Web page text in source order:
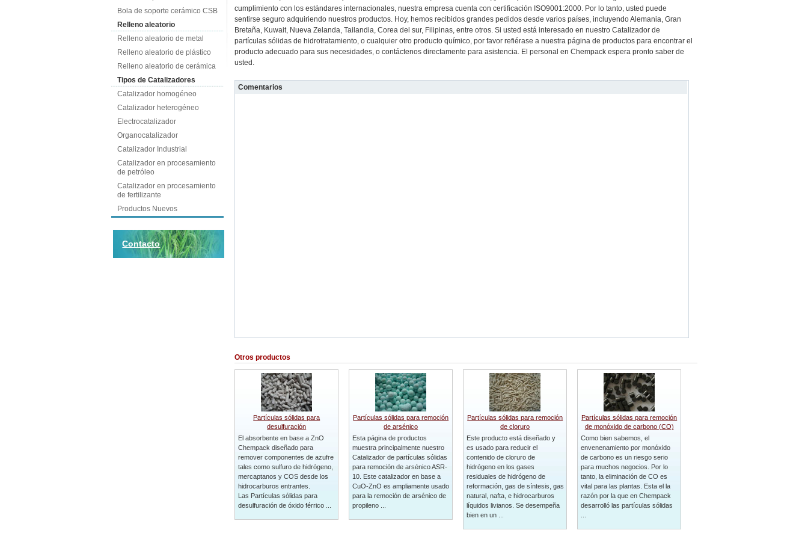
Bola de soporte cerámico CSB
Relleno aleatorio
Relleno aleatorio de metal
Relleno aleatorio de plástico
Relleno aleatorio de cerámica
Tipos de Catalizadores
Catalizador homogéneo
Catalizador heterogéneo
Electrocatalizador
Organocatalizador
Catalizador Industrial
Catalizador en procesamiento
de petróleo
Catalizador en procesamiento
de fertilizante
Productos Nuevos
Contacto
cumplimiento con los estándares internacionales, nuestra empresa cuenta con certificación ISO9001:2000. Por lo tanto, usted puede
sentirse seguro adquiriendo nuestros productos. Hoy, hemos recibidos grandes pedidos desde varios países, incluyendo Alemania, Gran
Bretaña, Kuwait, Nueva Zelanda, Tailandia, Corea del sur, Filipinas, entre otros. Si usted está interesado en nuestro Catalizador de
partículas sólidas de hidrotratamiento, o cualquier otro producto químico, por favor refiérase a nuestra página de productos para encontrar el
producto adecuado para sus necesidades, o contáctenos directamente para asistencia. El personal en Chempack espera pronto saber de
usted.
Comentarios
Otros productos
Partículas sólidas para
desulfuración
El absorbente en base a ZnO
Chempack diseñado para
remover componentes de azufre
tales como sulfuro de hidrógeno,
mercaptanos y COS desde los
hidrocarburos entrantes.
Las Partículas sólidas para
desulfuración de óxido férrico ...
Partículas sólidas para remoción
de arsénico
Esta página de productos
muestra principalmente nuestro
Catalizador de partículas sólidas
para remoción de arsénico ASR-
10. Este catalizador en base a
CuO-ZnO es ampliamente usado
para la remoción de arsénico de
propileno ...
Partículas sólidas para remoción
de cloruro
Este producto está diseñado y
es usado para reducir el
contenido de cloruro de
hidrógeno en los gases
residuales de hidrógeno de
reformación, gas de síntesis, gas
natural, nafta, e hidrocarburos
líquidos livianos. Se desempeña
bien en un ...
Partículas sólidas para remoción
de monóxido de carbono (CO)
Como bien sabemos, el
envenenamiento por monóxido
de carbono es un riesgo serio
para muchos negocios. Por lo
tanto, la eliminación de CO es
vital para las plantas. Esta el la
razón por la que en Chempack
desarrolló las partículas sólidas